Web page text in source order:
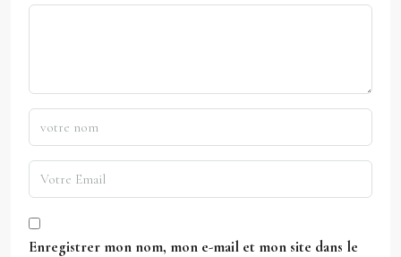
Enregistrer mon nom, mon e-mail et mon site dans le